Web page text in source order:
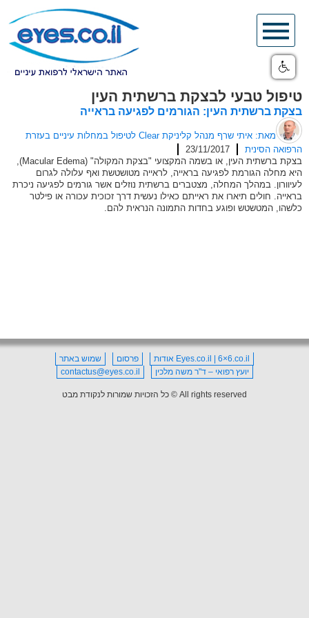
Skip
content
טיפול טבעי לבצקת ברשתית העין
בצקת ברשתית העין: הגורמים לפגיעה בראייה
מאת: איתי שרף מנהל קליניקת Clear לטיפול במחלות עיניים בעזרת
הרפואה הסינית
23/11/2017
בצקת ברשתית העין, או בשמה המקצועי "בצקת המקולה" (Macular Edema),
היא מחלה הגורמת לפגיעה בראייה, לראייה מטושטשת ואף עלולה לגרום
לעיוורון. במהלך המחלה, מצטברים ברשתית נוזלים אשר גורמים לפגיעה ניכרת
בראייה. חולים תיארו את ראייתם כאילו נעשית דרך זכוכית עכורה או פילטר
כלשהו, המטשטש ופוגע בחדות התמונה הנראית להם.
Eyes.co.il | 6×6.co.il אודות פרסום
שמוש באתר
יועץ רפואי – ד"ר משה מלכין
contactus@eyes.co.il
All rights reserved © כל הזכויות שמורות לנקודת מבט